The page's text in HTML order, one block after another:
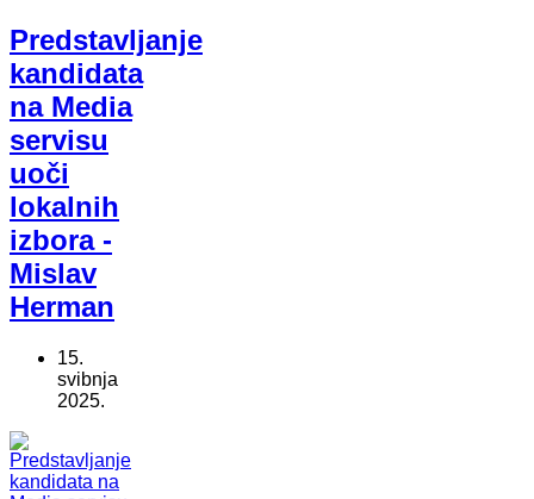
Predstavljanje
kandidata
na Media
servisu
uoči
lokalnih
izbora -
Mislav
Herman
15.
svibnja
2025.